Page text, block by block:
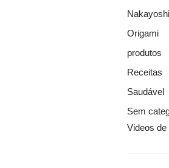
Origami
produtos
Receitas
Saudável
Sem
Videos de